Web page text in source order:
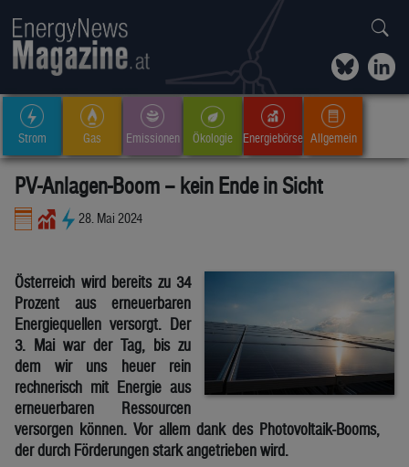
Strom Gas Emissionen Ökologie Energiebörse Allgemein
PV-Anlagen-Boom – kein Ende in Sicht
28. Mai 2024
Österreich wird bereits zu 34
Prozent aus erneuerbaren
Energiequellen versorgt. Der
3. Mai war der Tag, bis zu
dem wir uns heuer rein
rechnerisch mit Energie aus
erneuerbaren Ressourcen
versorgen können. Vor allem dank des Photovoltaik-Booms,
der durch Förderungen stark angetrieben wird.